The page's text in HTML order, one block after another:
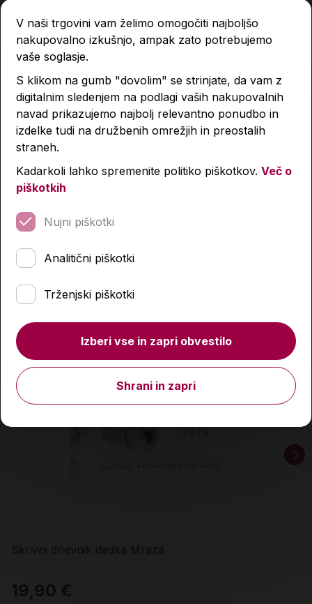
Tina in medvedja moč
18,95 €
Izdelka trenutno ni na zalogi.
Podobni izdelki
Skrivni dnevnik dedka Mraza
19,90 €
V naši trgovini vam želimo omogočiti najboljšo
nakupovalno izkušnjo, ampak zato potrebujemo
vaše soglasje.
S klikom na gumb "dovolim" se strinjate, da vam z
digitalnim sledenjem na podlagi vaših nakupovalnih
navad prikazujemo najbolj relevantno ponudbo in
izdelke tudi na družbenih omrežjih in preostalih
straneh.
Kadarkoli lahko spremenite politiko piškotkov. Več o
piškotkih
Nujni piškotki
Analitični piškotki
Trženjski piškotki
Izberi vse in zapri obvestilo
Shrani in zapri